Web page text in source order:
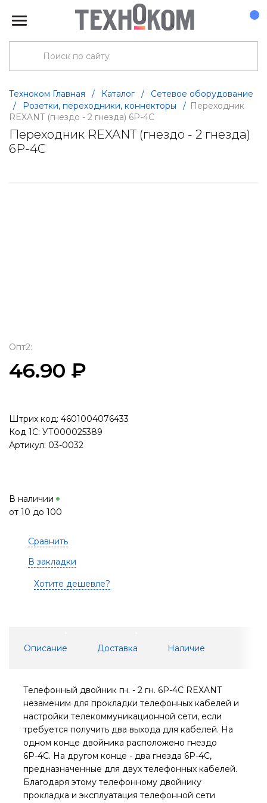
Техноком Главная / Каталог /
Сетевое оборудование
/
Розетки, переходники, коннекторы / Переходник
REXANT (гнездо - 2 гнезда) 6P-4C
Переходник REXANT (гнездо - 2 гнезда)
6P-4C
Опт2:
46.90 ₽
Штрих код: 4601004076433
Код 1С: УТ000025389
Артикул: 03-0032
В наличии
от 10 до 100
Сравнить
В закладки
Хотите дешевле?
Описание Доставка Наличие
Телефонный двойник гн. - 2 гн. 6Р-4С REXANT
незаменим для прокладки телефонных кабелей и
настройки телекоммуникационной сети, если
требуется получить два выхода для кабелей. На
одном конце двойника расположено гнездо
6Р-4С. На другом конце - два гнезда 6Р-4С,
предназначенные для двух телефонных кабелей.
Благодаря этому телефонному двойнику
прокладка и эксплуатация телефонной сети